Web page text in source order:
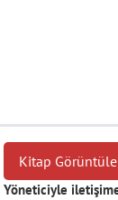
Kitap
Yöneticiyle